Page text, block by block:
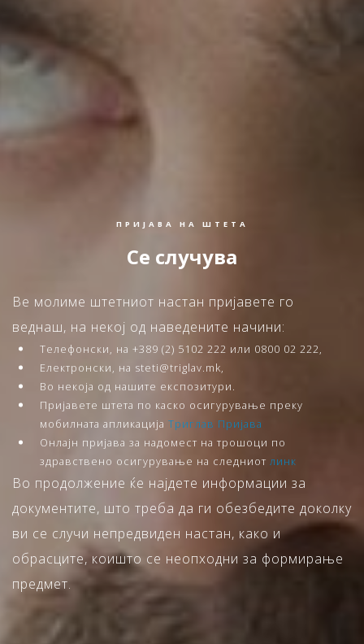
ПРИЈАВА НА ШТЕТА
Се случува
Ве молиме штетниот настан пријавете го
веднаш, на некој од наведените начини:
Телефонски, на +389 (2) 5102 222 или 0800 02 222,
Електронски, на steti@triglav.mk,
Во некоја од нашите експозитури.
Пријавете штета по каско осигурување преку
мобилната апликација Триглав Пријава
Онлајн пријава за надомест на трошоци по
здравствено осигурување на следниот линк
Во продолжение ќе најдете информации за
документите, што треба да ги обезбедите доколку
ви се случи непредвиден настан, како и
обрасците, коишто се неопходни за формирање
предмет.